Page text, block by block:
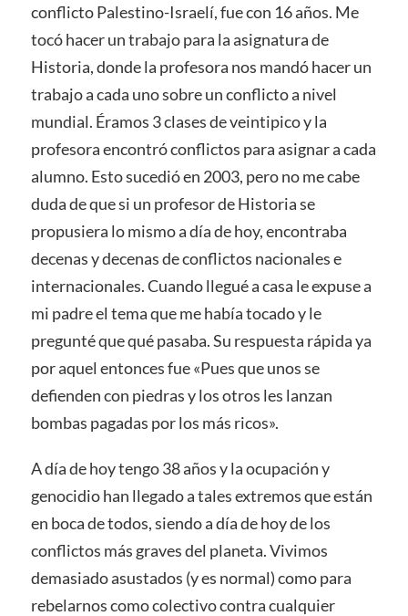
conflicto Palestino-Israelí, fue con 16 años. Me
tocó hacer un trabajo para la asignatura de
Historia, donde la profesora nos mandó hacer un
trabajo a cada uno sobre un conflicto a nivel
mundial. Éramos 3 clases de veintipico y la
profesora encontró conflictos para asignar a cada
alumno. Esto sucedió en 2003, pero no me cabe
duda de que si un profesor de Historia se
propusiera lo mismo a día de hoy, encontraba
decenas y decenas de conflictos nacionales e
internacionales. Cuando llegué a casa le expuse a
mi padre el tema que me había tocado y le
pregunté que qué pasaba. Su respuesta rápida ya
por aquel entonces fue «Pues que unos se
defienden con piedras y los otros les lanzan
bombas pagadas por los más ricos».
A día de hoy tengo 38 años y la ocupación y
genocidio han llegado a tales extremos que están
en boca de todos, siendo a día de hoy de los
conflictos más graves del planeta. Vivimos
demasiado asustados (y es normal) como para
rebelarnos como colectivo contra cualquier